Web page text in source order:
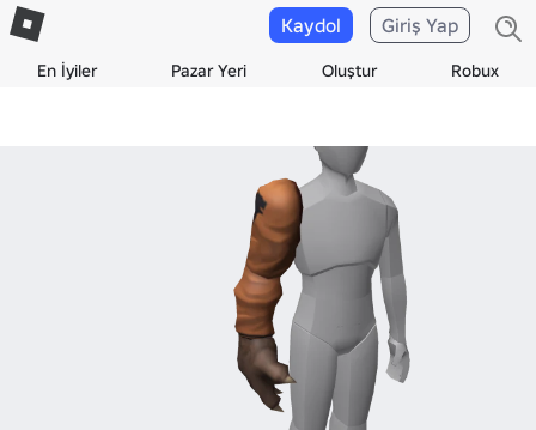
En İyiler Pazar Yeri Oluştur Robux
Kaydol Giriş Yap